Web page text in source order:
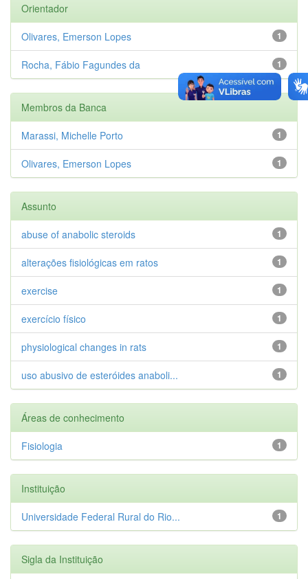
Orientador
1
Olivares, Emerson Lopes
1
Rocha, Fábio Fagundes da
Membros da Banca
1
Marassi, Michelle Porto
1
Olivares, Emerson Lopes
Assunto
1
abuse of anabolic steroids
1
alterações fisiológicas em ratos
1
exercise
1
exercício físico
1
physiological changes in rats
1
uso abusivo de esteróides anaboli...
Áreas de conhecimento
1
Fisiologia
Instituição
1
Universidade Federal Rural do Rio...
Sigla da Instituição